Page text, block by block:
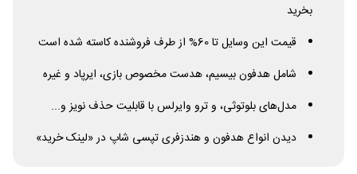
بخرید
قیمت این وسایل تا 60% از طرف فروشنده کاسته شده است
شامل هدفون بیسیم، هدست مخصوص بازی، ایرپاد و غیره
مدل‌های بلوتوثی، و ترو وایرلس با قابلیت حذف نویز و...
دیدن انواع هدفون و هندزفری تپسی شاپ در «لینک خرید»